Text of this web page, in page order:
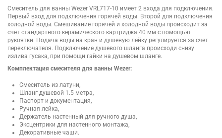
Смеситель для ванны Wezer VRL717-10 имеет 2 входа для подключения.
Первый вход для подключения горячей воды. Второй для подключения
холодной воды. Смешивание горячей и холодной воды происходит за
счет стандартного керамического картриджа 40 мм с помощью
рукоятки. Подача воды на кран и душевую лейку регулируется за счет
переключателя. Подключение душевого шланга происходи снизу
излива гусака, при помощи гайки на душевом шланге.
Комплектация смесителя для ванны Wezer:
Смеситель из латуни,
Шланг душевой 1.5 метра,
Паспорт и документация,
Ручная лейка,
Держатель настенный для ручного душа,
Эксцентрики для настенного монтажа,
Декоративные чаши.